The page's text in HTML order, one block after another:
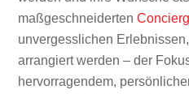
maßgeschneiderten
unvergesslichen
arrangiert werden – der
hervorragendem,